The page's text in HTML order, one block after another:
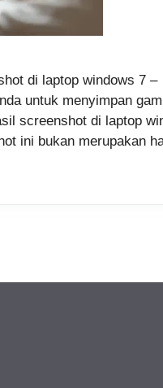
di laptop windows 7
untuk menyimpan
screenshot di laptop
ini bukan merupakan